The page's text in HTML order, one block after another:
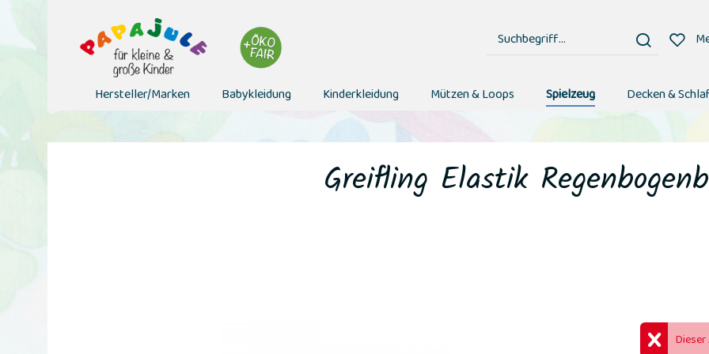
Hersteller/Marken Babykleidung Kinderkleidung Mützen & Loops Spielzeug Decken &
Greifling Elastik